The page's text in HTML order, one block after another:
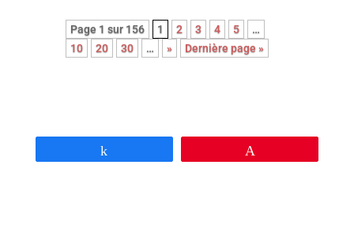
Page 1 sur 156 1 2 3 4 5
…
10
20 30 … » Dernière page »